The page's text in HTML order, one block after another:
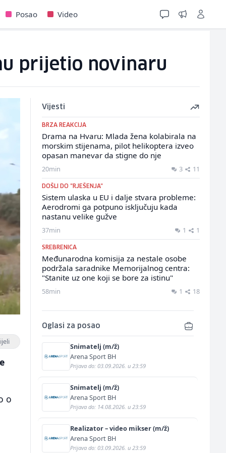
Posao Video
prijetio novinaru
o
Vijesti
BRZA REAKCIJA
Drama na Hvaru: Mlada žena kolabirala na
morskim stijenama, pilot helikoptera izveo
opasan manevar da stigne do nje
20min 3 11
DOŠLI DO "RJEŠENJA"
Sistem ulaska u EU i dalje stvara probleme:
Aerodromi ga potpuno isključuju kada
nastanu velike gužve
37min 1 1
SREBRENICA
Međunarodna komisija za nestale osobe
podržala saradnike Memorijalnog centra:
"Stanite uz one koji se bore za istinu"
58min 1 18
Oglasi za posao
Snimatelj (m/ž)
Arena Sport BH
Prijava do: 03.09.2026. u 23:59
Snimatelj (m/ž)
Arena Sport BH
Prijava do: 14.08.2026. u 23:59
Realizator – video mikser (m/ž)
Arena Sport BH
Prijava do: 03.09.2026. u 23:59